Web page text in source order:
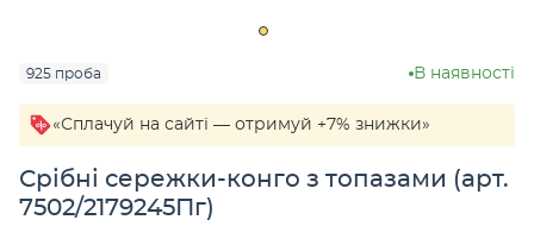
925 проба В наявності
«Сплачуй на сайті — отримуй +7% знижки»
Срібні сережки-конго з топазами (арт.
7502/2179245Пг)